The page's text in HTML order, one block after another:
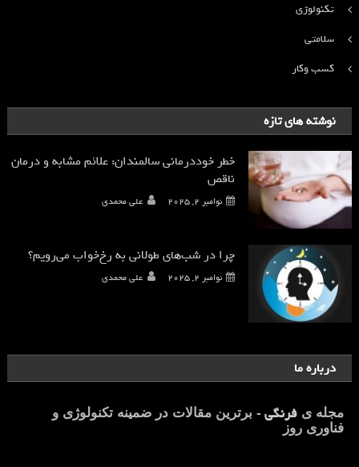
تکنولوژی
سلامتی
کسب وکار
نوشته های تازه
خطر خوددرمانی سالمندان: علائم مشابه و درمان
ناقص
نوامبر 2, 2025 علی محمدی
چرا در شب‌های طولانی به رخ‌خواب می‌رویم؟
نوامبر 2, 2025 علی محمدی
درباره ما
مجله ی فرنگی - برترین مقالات در ضمینه تکنولوژی و
فناوری روز